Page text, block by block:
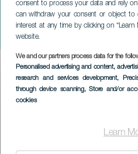
consent to process your data and rely
can withdraw your consent or object to
interest at any time by clicking on
website.
We and our partners process data for the
Personalised advertising and content,
research and services development,
through device scanning, Store and/or
cookies
Learn
Carmen Boza
Jimenez -
GRAN CANARIA
Imagen
Listado